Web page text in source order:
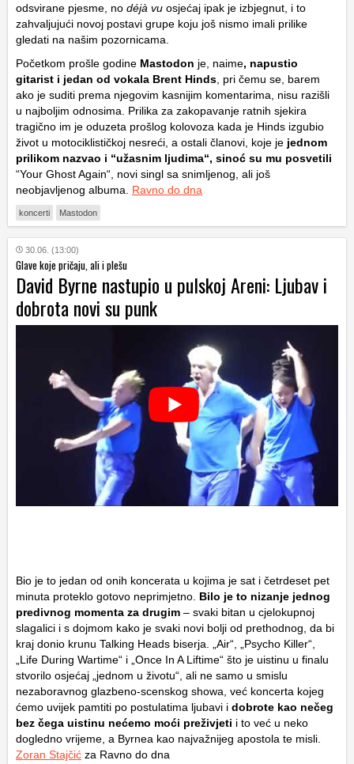
odsvirane pjesme, no déjà vu osjećaj ipak je izbjegnut, i to
zahvaljujući novoj postavi grupe koju još nismo imali prilike
gledati na našim pozornicama.
Početkom prošle godine Mastodon je, naime, napustio
gitarist i jedan od vokala Brent Hinds , pri čemu se, barem
ako je suditi prema njegovim kasnijim komentarima, nisu razišli
u najboljim odnosima. Prilika za zakopavanje ratnih sjekira
tragično im je oduzeta prošlog kolovoza kada je Hinds izgubio
život u motociklističkoj nesreći, a ostali članovi, koje je jednom
prilikom nazvao i “užasnim ljudima“, sinoć su mu posvetili
“Your Ghost Again“, novi singl sa snimljenog, ali još
neobjavljenog albuma. Ravno do dna
koncerti Mastodon
30.06. (13:00)
Glave koje pričaju, ali i plešu
David Byrne nastupio u pulskoj Areni: Ljubav i
dobrota novi su punk
Bio je to jedan od onih koncerata u kojima je sat i četrdeset pet
minuta proteklo gotovo neprimjetno. Bilo je to nizanje jednog
predivnog momenta za drugim – svaki bitan u cjelokupnoj
slagalici i s dojmom kako je svaki novi bolji od prethodnog, da bi
kraj donio krunu Talking Heads biserja. „Air“, „Psycho Killer“,
„Life During Wartime“ i „Once In A Liftime“ što je uistinu u finalu
stvorilo osjećaj „jednom u životu“, ali ne samo u smislu
nezaboravnog glazbeno-scenskog showa, već koncerta kojeg
ćemo uvijek pamtiti po postulatima ljubavi i dobrote kao nečeg
bez čega uistinu nećemo moći preživjeti i to već u neko
dogledno vrijeme, a Byrnea kao najvažnijeg apostola te misli.
Zoran Stajčić za Ravno do dna